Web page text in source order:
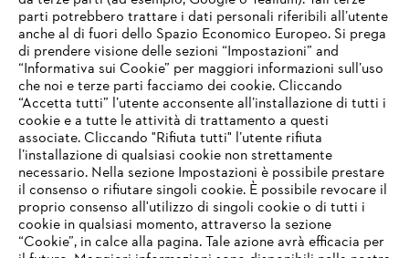
Service
Termini e condizioni generali Privacy policy
Note legali Cookies Informazioni legali
IHR BROWSER WIRD NICHT
UNTERSTÜTZT
Sie nutzen einen Browser, den wir noch nicht unterstützen. Für
eine optimale Nutzung unserer Seite empfehlen wir Ihnen, zu
einem der folgenden Browser zu wechseln:
parti potrebbero trattare i dati personali riferibili all’utente
anche al di fuori dello Spazio Economico Europeo. Si prega
di prendere visione delle sezioni “Impostazioni” and
“Informativa sui Cookie” per maggiori informazioni sull’uso
che noi e terze parti facciamo dei cookie. Cliccando
“Accetta tutti” l’utente acconsente all’installazione di tutti i
cookie e a tutte le attività di trattamento a questi
associate. Cliccando "Rifiuta tutti" l’utente rifiuta
l’installazione di qualsiasi cookie non strettamente
necessario. Nella sezione Impostazioni è possibile prestare
il consenso o rifiutare singoli cookie. È possibile revocare il
proprio consenso all'utilizzo di singoli cookie o di tutti i
cookie in qualsiasi momento, attraverso la sezione
“Cookie”, in calce alla pagina. Tale azione avrà efficacia per